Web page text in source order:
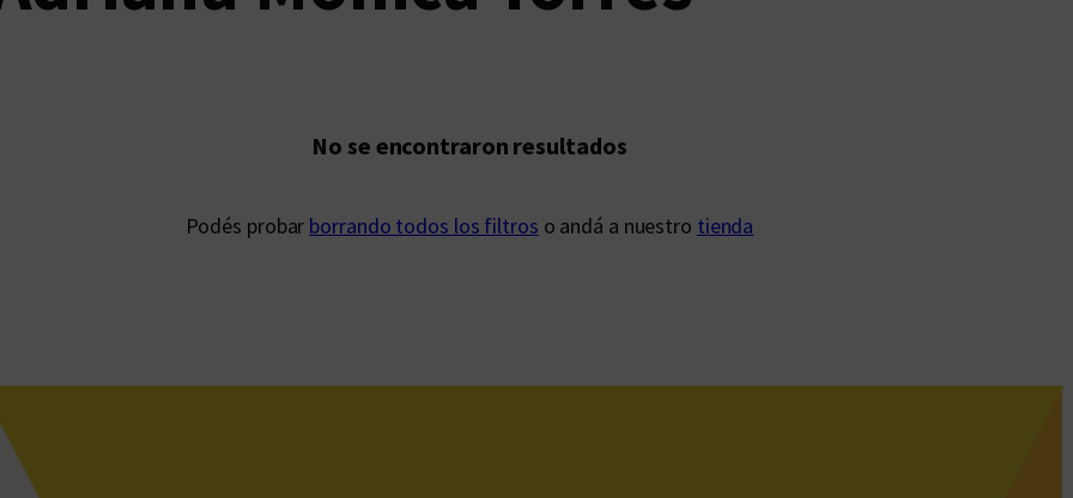
No se encontraron resultados
Podés probar borrando todos los filtros o andá a nuestro tienda